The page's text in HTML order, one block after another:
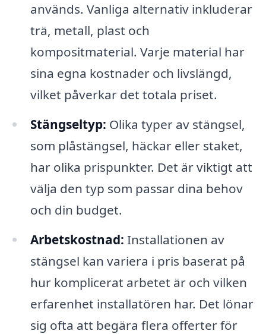
används. Vanliga alternativ inkluderar
trä, metall, plast och
kompositmaterial. Varje material har
sina egna kostnader och livslängd,
vilket påverkar det totala priset.
Stängseltyp: Olika typer av stängsel,
som plåstängsel, häckar eller staket,
har olika prispunkter. Det är viktigt att
välja den typ som passar dina behov
och din budget.
Arbetskostnad: Installationen av
stängsel kan variera i pris baserat på
hur komplicerat arbetet är och vilken
erfarenhet installatören har. Det lönar
sig ofta att begära flera offerter för